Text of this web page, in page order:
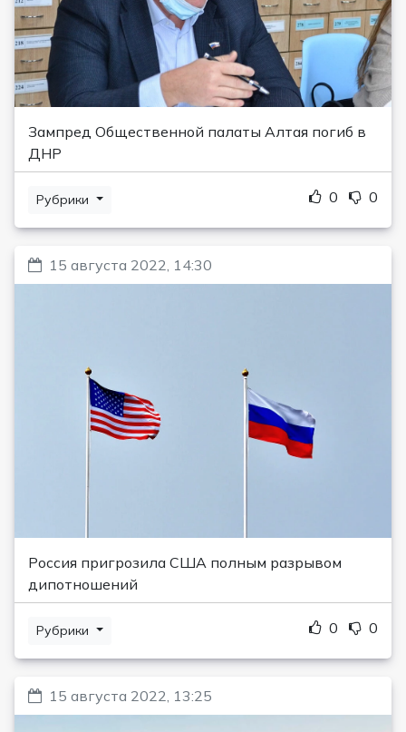
Зампред Общественной палаты Алтая погиб в
ДНР
Рубрики 0 0
15 августа 2022, 14:30
Россия пригрозила США полным разрывом
дипотношений
Рубрики 0 0
15 августа 2022, 13:25